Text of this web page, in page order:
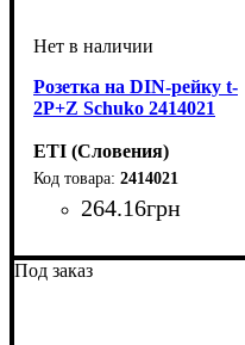
Розетка на DIN-рейку t-
2P+Z Schuko 2414021
ETI (Словения)
2414021
264.16грн
Под заказ